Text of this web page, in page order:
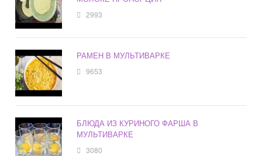
2993
РАМЕН В МУЛЬТИВАРКЕ
9653
БЛЮДА ИЗ КУРИНОГО ФАРША В
МУЛЬТИВАРКЕ
3080